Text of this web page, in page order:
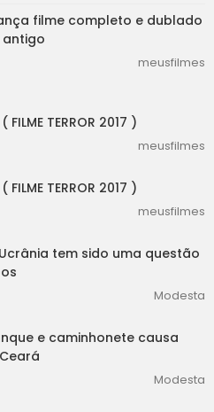
filme completo e dublado
meusfilmes
TERROR 2017 )
meusfilmes
TERROR 2017 )
meusfilmes
tem sido uma questão
Modesta
e caminhonete causa
Modesta